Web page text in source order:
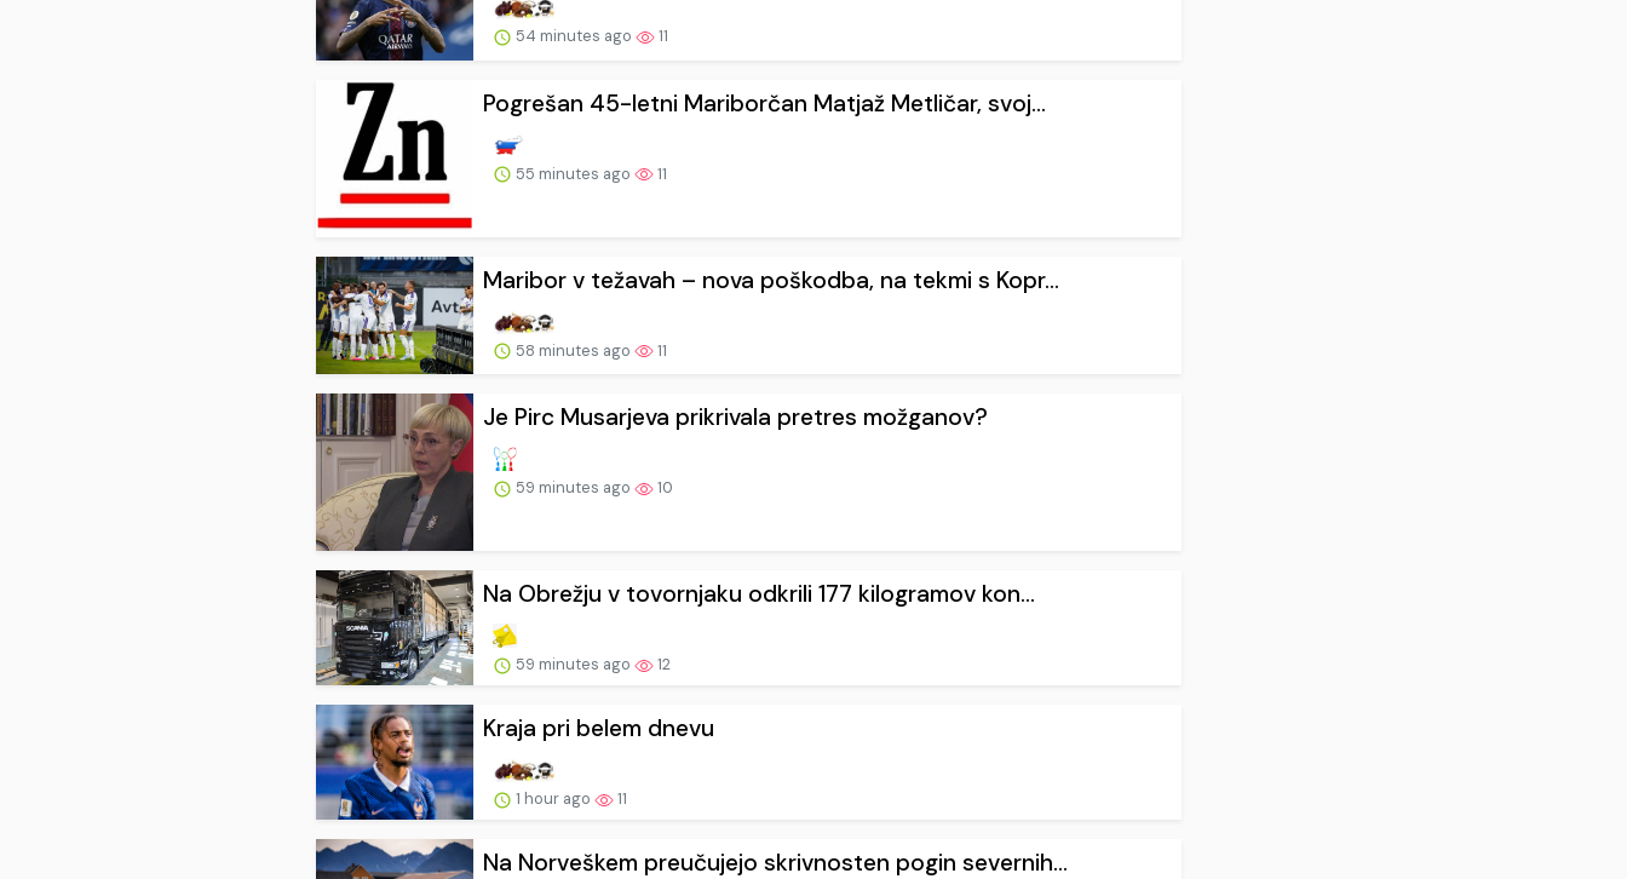
54 minutes ago 11
Pogrešan 45-letni Mariborčan Matjaž Metličar, svoj...
55 minutes ago 11
Maribor v težavah – nova poškodba, na tekmi s Kopr...
58 minutes ago 11
Je Pirc Musarjeva prikrivala pretres možganov?
59 minutes ago 10
Na Obrežju v tovornjaku odkrili 177 kilogramov kon...
59 minutes ago 12
Kraja pri belem dnevu
1 hour ago 11
Na Norveškem preučujejo skrivnosten pogin severnih...